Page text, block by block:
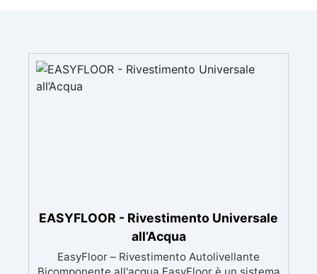
EASYFLOOR - Rivestimento Universale
all’Acqua
EasyFloor – Rivestimento Autolivellante
Bicomponente all'acqua EasyFloor è un sistema